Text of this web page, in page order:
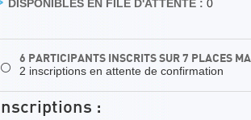
DISPONIBLES EN FILE D'ATTENTE : 0
⚪
6 PARTICIPANTS INSCRITS SUR 7 PLACES
2 inscriptions en attente de confirmation
Inscriptions :